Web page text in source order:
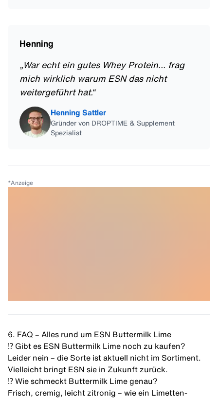
Henning
War echt ein gutes Whey Protein... frag
mich wirklich warum ESN das nicht
weitergeführt hat.“
Henning Sattler
Gründer von DROPTIME & Supplement
Spezialist
*Anzeige
6. FAQ – Alles rund um ESN Buttermilk Lime
⁉️ Gibt es ESN Buttermilk Lime noch zu kaufen?
Leider nein – die Sorte ist aktuell nicht im Sortiment.
Vielleicht bringt ESN sie in Zukunft zurück.
⁉️ Wie schmeckt Buttermilk Lime genau?
Frisch, cremig, leicht zitronig – wie ein Limetten-